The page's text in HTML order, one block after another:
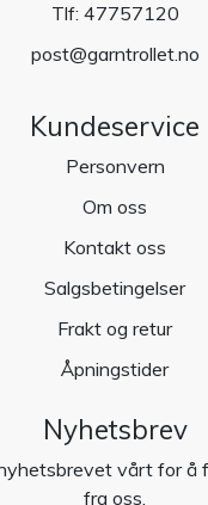
Tlf: 47757120
post@garntrollet.no
Kundeservice
Personvern
Om oss
Kontakt oss
Salgsbetingelser
Frakt og retur
Åpningstider
Nyhetsbrev
vårt for å
fra oss.